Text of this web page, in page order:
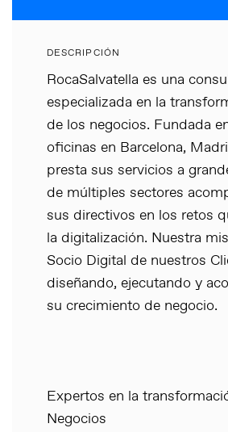
DESCRIPCIÓN
RocaSalvatella es una
especializada en la
de los negocios. Fundada
oficinas en Barcelona,
presta sus servicios a
de múltiples sectores
sus directivos en los retos
la digitalización. Nuestra
Socio Digital de nuestros
diseñando, ejecutando y
su crecimiento de negocio.
Expertos en la
Negocios